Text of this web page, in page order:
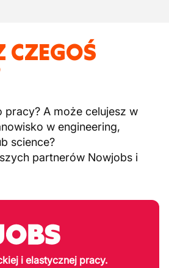
CZEGOŚ
pracy? A może celujesz w
w engineering,
science?
partnerów Nowjobs i
i elastycznej pracy.